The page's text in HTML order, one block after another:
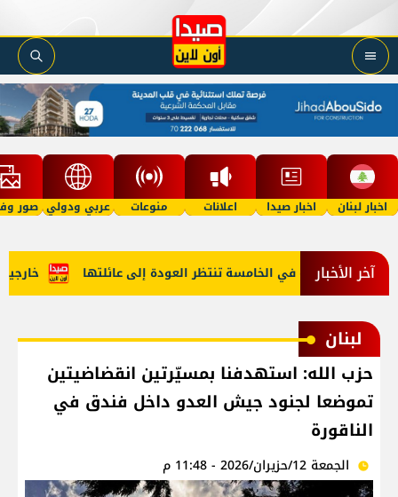
اخبار لبنان اخبار صيدا اعلانات منوعات عربي ودولي صور
آخر الأخبار خارجية "أمل"؟ طفلة في الخامسة تنتظر العودة إلى عائلتها
لبنان
حزب الله: استهدفنا بمسيّرتين انقضاضيتين
تموضعا لجنود جيش العدو داخل فندق في
الناقورة
الجمعة 12/حزيران/2026 - 11:48 م